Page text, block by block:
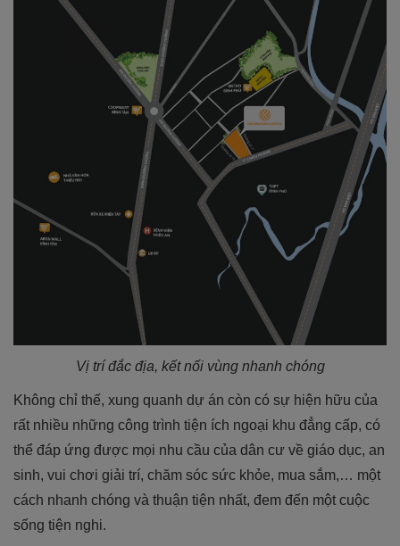
Vị trí đắc địa, kết nối vùng nhanh chóng
Không chỉ thế, xung quanh dự án còn có sự hiện hữu của
rất nhiều những công trình tiện ích ngoại khu đẳng cấp, có
thể đáp ứng được mọi nhu cầu của dân cư về giáo dục, an
sinh, vui chơi giải trí, chăm sóc sức khỏe, mua sắm,… một
cách nhanh chóng và thuận tiện nhất, đem đến một cuộc
sống tiện nghi.